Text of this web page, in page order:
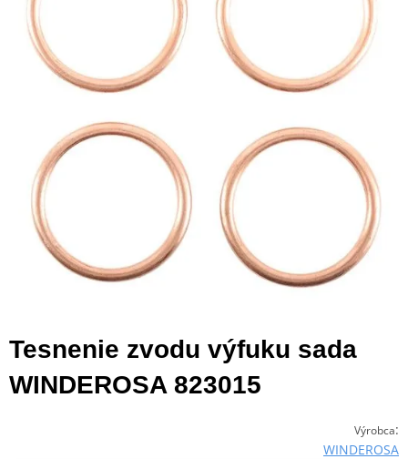
Tesnenie zvodu výfuku sada
WINDEROSA 823015
Výrobca:
WINDEROSA